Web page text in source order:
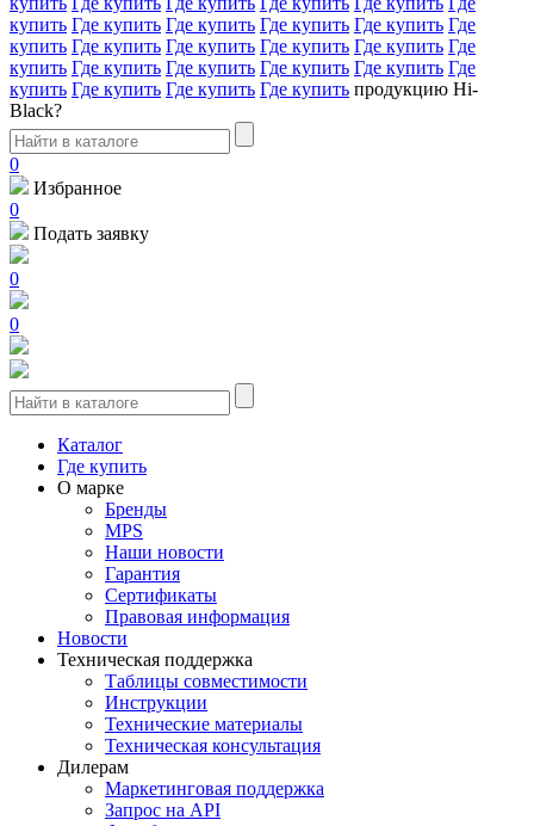
купить Где купить Где купить Где купить Где купить Где
купить Где купить Где купить Где купить Где купить Где
купить Где купить Где купить Где купить Где купить Где
купить Где купить Где купить Где купить продукцию Hi-
Black?
0
Избранное
0
Подать заявку
0
0
Каталог
Где купить
О марке
Бренды
MPS
Наши новости
Гарантия
Сертификаты
Правовая информация
Новости
Техническая поддержка
Таблицы совместимости
Инструкции
Технические материалы
Техническая консультация
Дилерам
Маркетинговая поддержка
Запрос на API